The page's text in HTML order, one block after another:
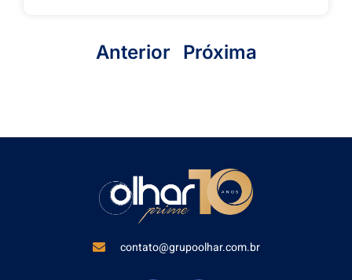
Anterior Próxima
contato@grupoolhar.com.br